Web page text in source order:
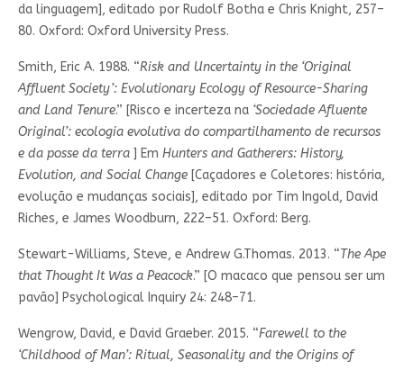
da linguagem], editado por Rudolf Botha e Chris Knight, 257–
80. Oxford: Oxford University Press.
Smith, Eric A. 1988. “Risk and Uncertainty in the ‘Original
Affluent Society’: Evolutionary Ecology of Resource-Sharing
and Land Tenure.” [Risco e incerteza na ‘Sociedade Afluente
Original’: ecologia evolutiva do compartilhamento de recursos
e da posse da terra] Em Hunters and Gatherers: History,
Evolution, and Social Change[Caçadores e Coletores: história,
evolução e mudanças sociais], editado por Tim Ingold, David
Riches, e James Woodburn, 222–51. Oxford: Berg.
Stewart-Williams, Steve, e Andrew G.Thomas. 2013. “The Ape
that Thought It Was a Peacock.” [O macaco que pensou ser um
pavão] Psychological Inquiry 24: 248–71.
Wengrow, David, e David Graeber. 2015. “Farewell to the
‘Childhood of Man’: Ritual, Seasonality and the Origins of